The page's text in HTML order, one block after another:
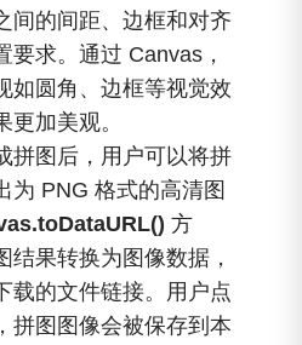
间的间距、边框和对齐
要求。通过 Canvas，
如圆角、边框等视觉效
更加美观。
拼图后，用户可以将拼
为 PNG 格式的高清图
方
结果转换为图像数据，
载的文件链接。用户点
拼图图像会被保存到本